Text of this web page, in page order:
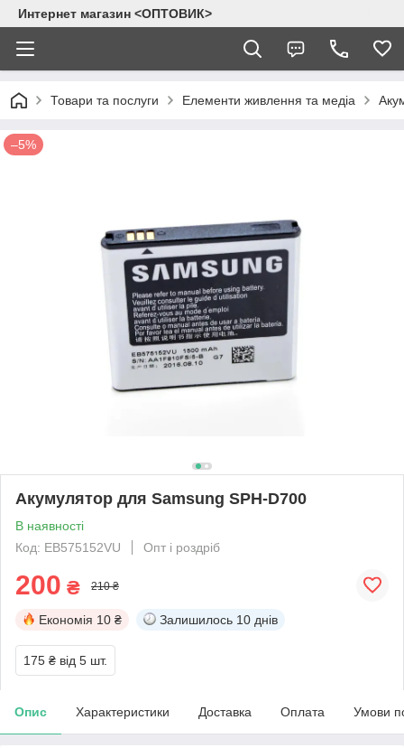
Интернет магазин <ОПТОВИК>
Товари та послуги Елементи живлення та медіа
–5%
Акумулятор для Samsung SPH-D700
В наявності
Код: EB575152VU
Опт і роздріб
200 ₴ 210 ₴
Економія 10 ₴ Залишилось 10 днів
175 ₴ від 5 шт.
Опис Характеристики Доставка Оплата Умови